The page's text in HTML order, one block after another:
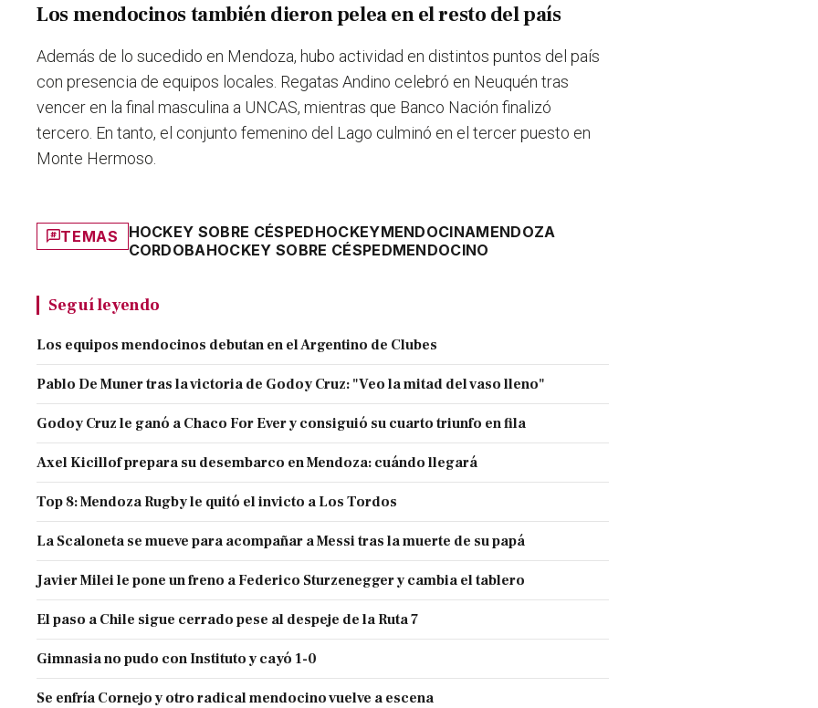
Los mendocinos también dieron pelea en el resto del país
Además de lo sucedido en Mendoza, hubo actividad en distintos puntos del país
con presencia de equipos locales. Regatas Andino celebró en Neuquén tras
vencer en la final masculina a UNCAS, mientras que Banco Nación finalizó
tercero. En tanto, el conjunto femenino del Lago culminó en el tercer puesto en
Monte Hermoso.
TEMAS HOCKEY SOBRE CÉSPEDHOCKEYMENDOCINAMENDOZA
CORDOBAHOCKEY SOBRE CÉSPEDMENDOCINO
Seguí leyendo
Los equipos mendocinos debutan en el Argentino de Clubes
Pablo De Muner tras la victoria de Godoy Cruz: "Veo la mitad del vaso lleno"
Godoy Cruz le ganó a Chaco For Ever y consiguió su cuarto triunfo en fila
Axel Kicillof prepara su desembarco en Mendoza: cuándo llegará
Top 8: Mendoza Rugby le quitó el invicto a Los Tordos
La Scaloneta se mueve para acompañar a Messi tras la muerte de su papá
Javier Milei le pone un freno a Federico Sturzenegger y cambia el tablero
El paso a Chile sigue cerrado pese al despeje de la Ruta 7
Gimnasia no pudo con Instituto y cayó 1-0
Se enfría Cornejo y otro radical mendocino vuelve a escena